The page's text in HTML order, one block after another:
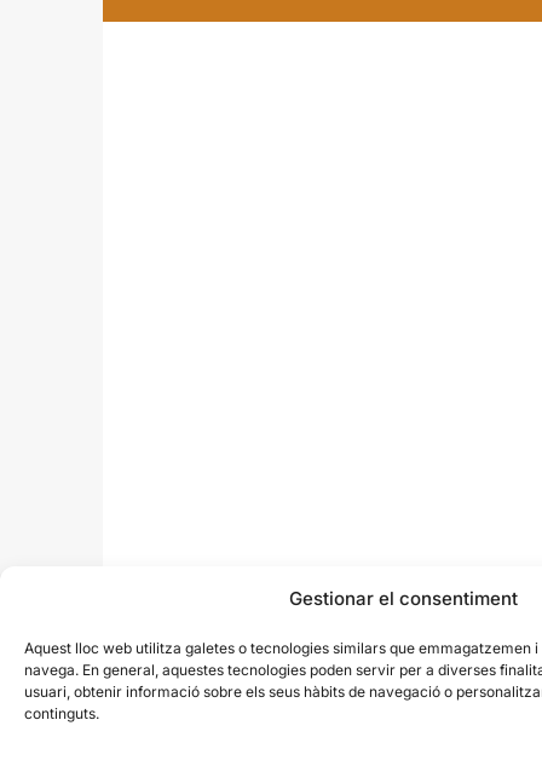
Gestionar el consentiment
Aquest lloc web utilitza galetes o tecnologies similars que emmagatzemen
navega. En general, aquestes tecnologies poden servir per a diverses
usuari, obtenir informació sobre els seus hàbits de navegació o
continguts.